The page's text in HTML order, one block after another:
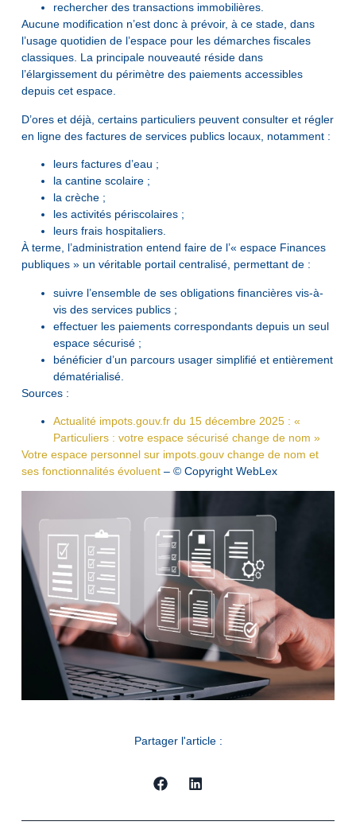
rechercher des transactions immobilières.
Aucune modification n’est donc à prévoir, à ce stade, dans
l’usage quotidien de l’espace pour les démarches fiscales
classiques. La principale nouveauté réside dans
l’élargissement du périmètre des paiements accessibles
depuis cet espace.
D’ores et déjà, certains particuliers peuvent consulter et régler
en ligne des factures de services publics locaux, notamment :
leurs factures d’eau ;
la cantine scolaire ;
la crèche ;
les activités périscolaires ;
leurs frais hospitaliers.
À terme, l’administration entend faire de l’« espace Finances
publiques » un véritable portail centralisé, permettant de :
suivre l’ensemble de ses obligations financières vis-à-
vis des services publics ;
effectuer les paiements correspondants depuis un seul
espace sécurisé ;
bénéficier d’un parcours usager simplifié et entièrement
dématérialisé.
Sources :
Actualité impots.gouv.fr du 15 décembre 2025 : «
Particuliers : votre espace sécurisé change de nom »
Votre espace personnel sur impots.gouv change de nom et
ses fonctionnalités évoluent – © Copyright WebLex
Partager l'article :